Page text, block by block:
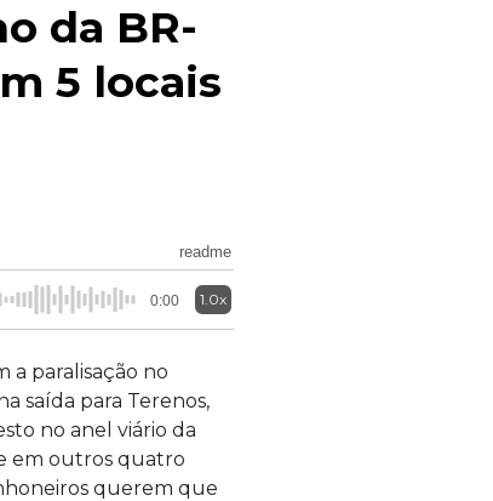
da BR-
5 locais
readme
0:00 1.0x
a paralisação no
saída para Terenos,
no anel viário da
em outros quatro
querem que